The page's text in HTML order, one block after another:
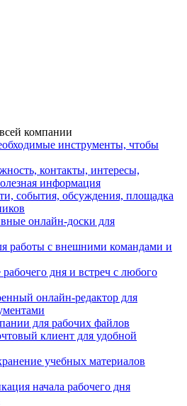
компании
инструменты, чтобы
контакты, интересы,
информация
события, обсуждения, площадка
онлайн-доски для
работы с внешними командами и
дня и встреч с любого
онлайн-редактор для
для рабочих файлов
клиент для удобной
учебных материалов
начала рабочего дня